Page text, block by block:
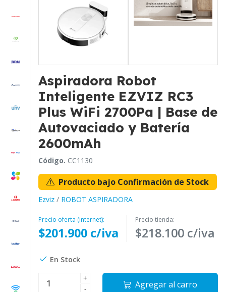
Aspiradora Robot
Inteligente EZVIZ RC3
Plus WiFi 2700Pa | Base de
Autovaciado y Batería
2600mAh
Código. CC1130
Producto bajo Confirmación de Stock
Ezviz / ROBOT ASPIRADORA
Precio oferta (internet):
$201.900 c/iva
Precio tienda:
$218.100 c/iva
En Stock
+
-
Agregar al carro